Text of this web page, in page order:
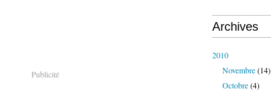
Publicité
Archives
2010
Novembre(14)
Octobre(4)